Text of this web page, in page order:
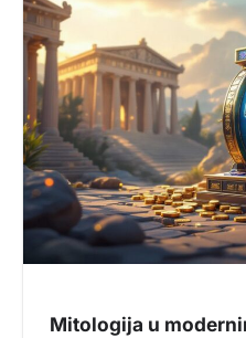
v
g
a
t
i
o
Mitologija u